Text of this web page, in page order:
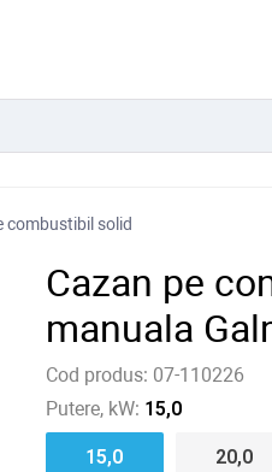
combustibil solid
Cazan pe
manuala
Cod produs: 07-110226
Putere, kW: 15,0
15,0 20,0